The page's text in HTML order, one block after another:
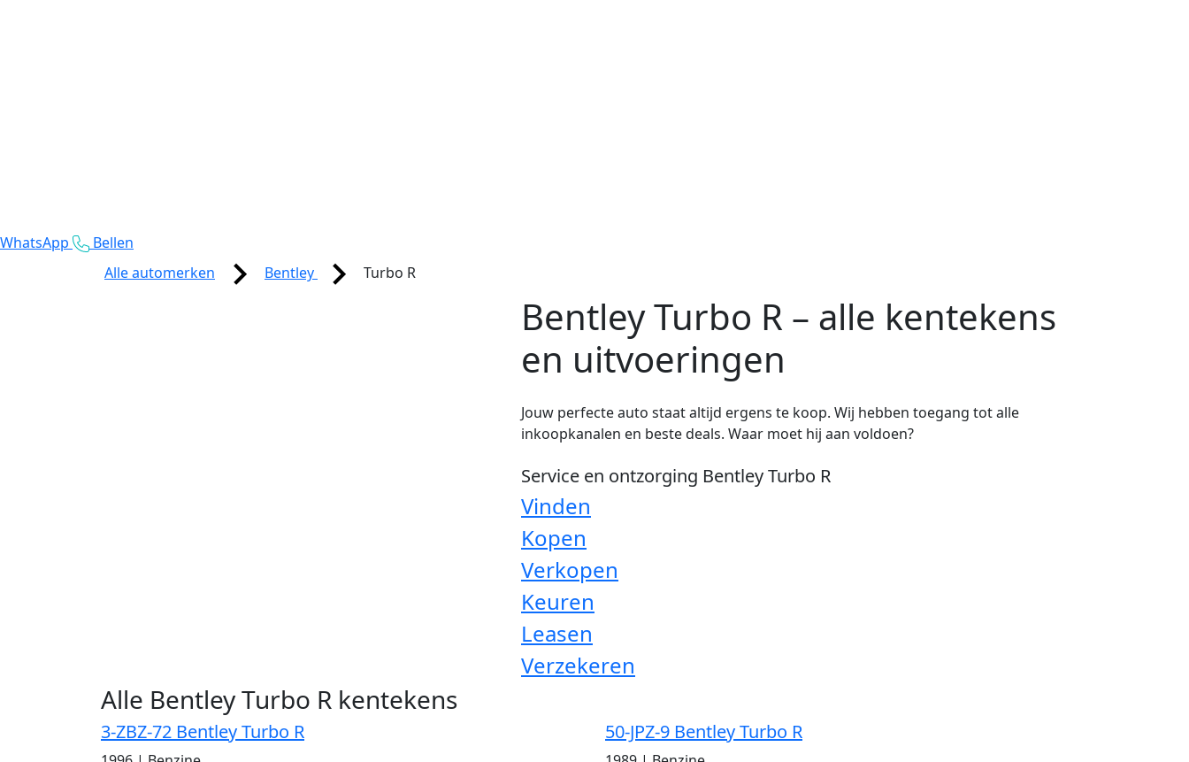
WhatsApp
Bellen
Alle automerken
Bentley Turbo R
Bentley Turbo R – alle kentekens
en uitvoeringen
Jouw perfecte auto staat altijd ergens te koop. Wij hebben toegang tot alle
inkoopkanalen en beste deals. Waar moet hij aan voldoen?
Service en ontzorging Bentley Turbo R
Vinden
Kopen
Verkopen
Keuren
Leasen
Verzekeren
Alle Bentley Turbo R kentekens
3-ZBZ-72 Bentley Turbo R 50-JPZ-9 Bentley Turbo R